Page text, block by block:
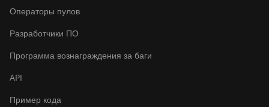
Операторы пулов
Разработчики ПО
Программа вознаграждения за баги
API
Пример кода